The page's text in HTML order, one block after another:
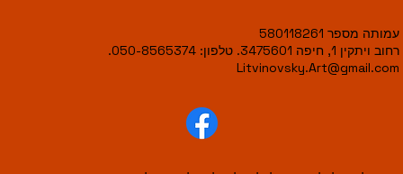
עמותה מספר 580118261
רחוב ויתקין 1, חיפה 3475601. טלפון: 050-8565374.
Litvinovsky.Art@gmail.com